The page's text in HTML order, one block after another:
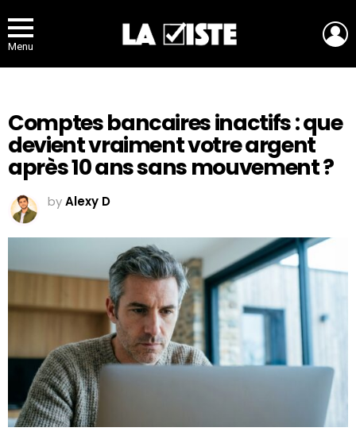
Menu
Comptes bancaires inactifs : que
devient vraiment votre argent
après 10 ans sans mouvement ?
byAlexy D